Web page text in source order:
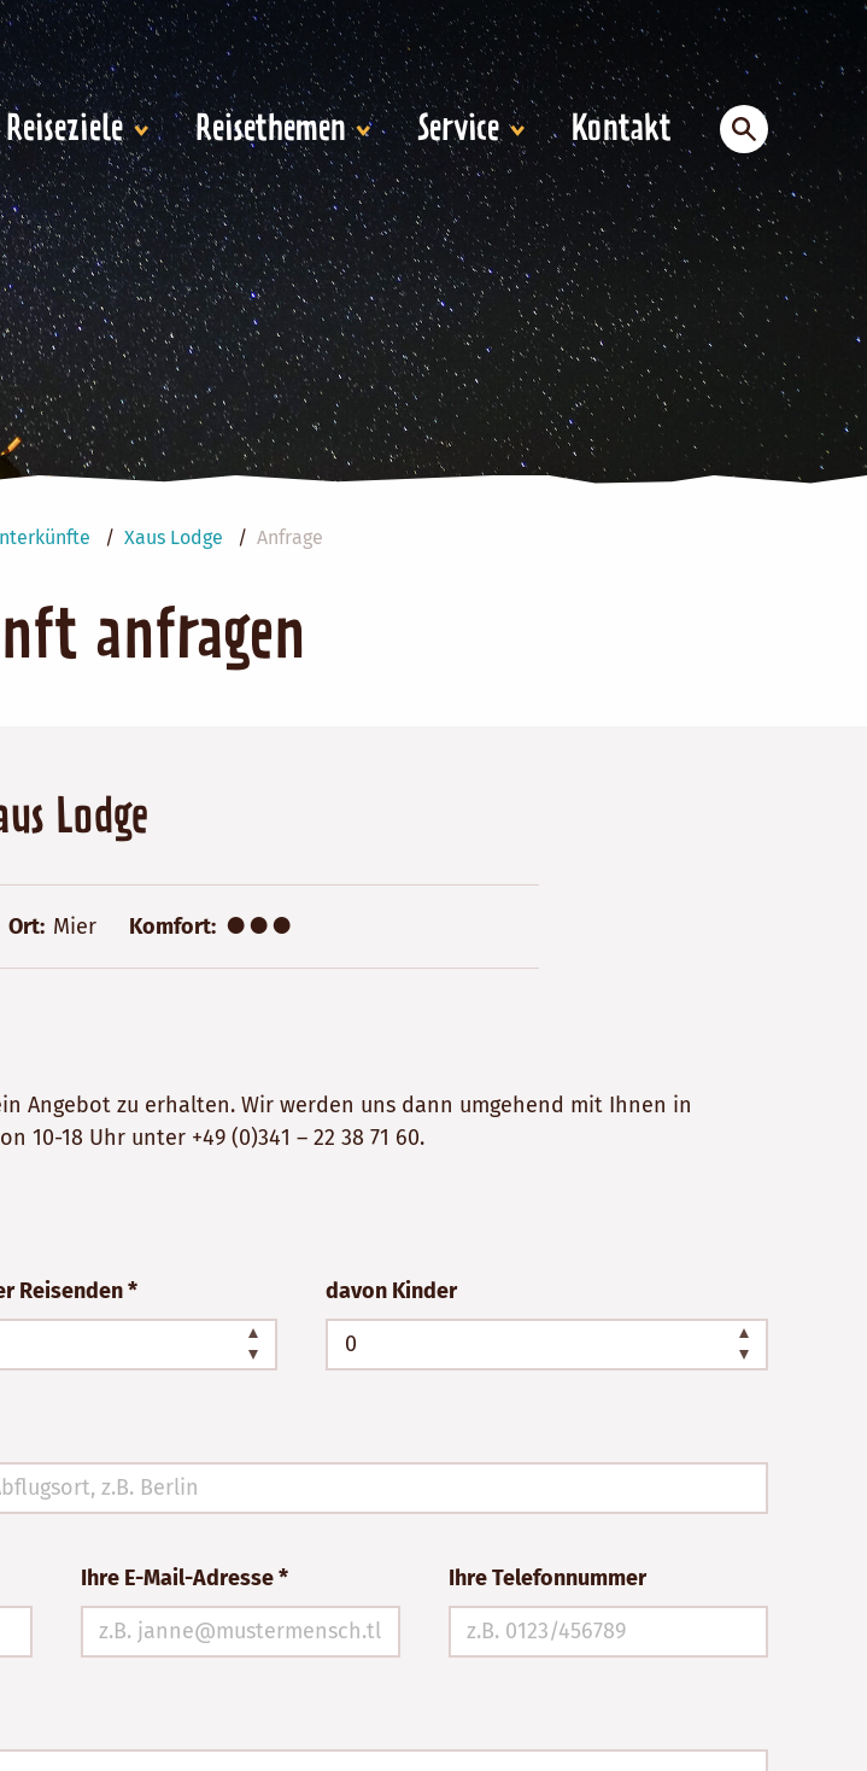
Reiseziele Reisethemen Service Kontakt
Xaus Lodge Anfrage
anfragen
Lodge
Ort Mier Komfort ●●●
Angebot zu erhalten. Wir werden uns dann umgehend mit Ihnen in
10-18 Uhr unter +49 (0)341 – 22 38 71 60.
Reisenden * davon Kinder
Ihre E-Mail-Adresse * Ihre Telefonnummer